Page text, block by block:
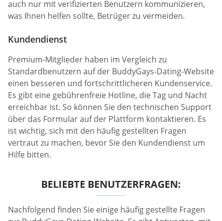
auch nur mit verifizierten Benutzern kommunizieren,
was Ihnen helfen sollte, Betrüger zu vermeiden.
Kundendienst
Premium-Mitglieder haben im Vergleich zu
Standardbenutzern auf der BuddyGays-Dating-Website
einen besseren und fortschrittlicheren Kundenservice.
Es gibt eine gebührenfreie Hotline, die Tag und Nacht
erreichbar ist. So können Sie den technischen Support
über das Formular auf der Plattform kontaktieren. Es
ist wichtig, sich mit den häufig gestellten Fragen
vertraut zu machen, bevor Sie den Kundendienst um
Hilfe bitten.
BELIEBTE BENUTZERFRAGEN:
Nachfolgend finden Sie einige häufig gestellte Fragen